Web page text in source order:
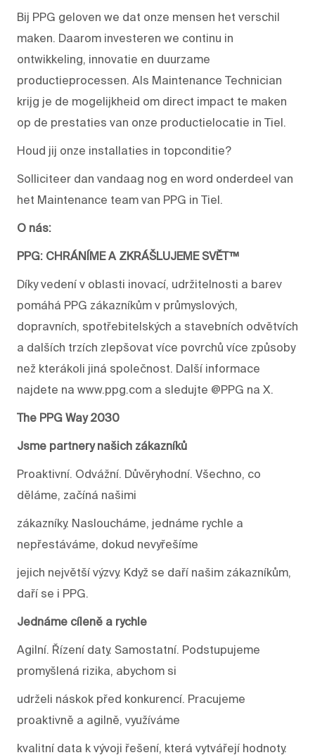
Bij PPG geloven we dat onze mensen het verschil
maken. Daarom investeren we continu in
ontwikkeling, innovatie en duurzame
productieprocessen. Als Maintenance Technician
krijg je de mogelijkheid om direct impact te maken
op de prestaties van onze productielocatie in Tiel.
Houd jij onze installaties in topconditie?
Solliciteer dan vandaag nog en word onderdeel van
het Maintenance team van PPG in Tiel.
O nás:
PPG: CHRÁNÍME A ZKRÁŠLUJEME SVĚT™
Díky vedení v oblasti inovací, udržitelnosti a barev
pomáhá PPG zákazníkům v průmyslových,
dopravních, spotřebitelských a stavebních odvětvích
a dalších trzích zlepšovat více povrchů více způsoby
než kterákoli jiná společnost. Další informace
najdete na www.ppg.com a sledujte @PPG na X.
The PPG Way 2030
Jsme partnery našich zákazníků
Proaktivní. Odvážní. Důvěryhodní. Všechno, co
děláme, začíná našimi
zákazníky. Nasloucháme, jednáme rychle a
nepřestáváme, dokud nevyřešíme
jejich největší výzvy. Když se daří našim zákazníkům,
daří se i PPG.
Jednáme cíleně a rychle
Agilní. Řízení daty. Samostatní. Podstupujeme
promyšlená rizika, abychom si
udrželi náskok před konkurencí. Pracujeme
proaktivně a agilně, využíváme
kvalitní data k vývoji řešení, která vytvářejí hodnoty.